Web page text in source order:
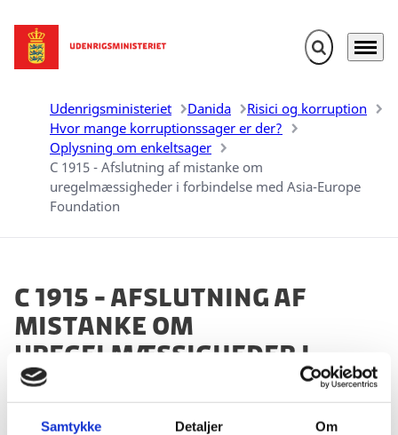
Samtykke Detaljer Om
Gå til forsiden Fold søgefelt
Menu
Udenrigsministeriet Danida
Risici og korruption
Hvor mange korruptionssager er der?
Oplysning om enkeltsager
C 1915 - Afslutning af mistanke om
uregelmæssigheder i forbindelse med Asia-Europe
Foundation
C 1915 - Afslutning af
mistanke om
uregelmæssigheder i
forbindelse med Asia-
Europe Foundation